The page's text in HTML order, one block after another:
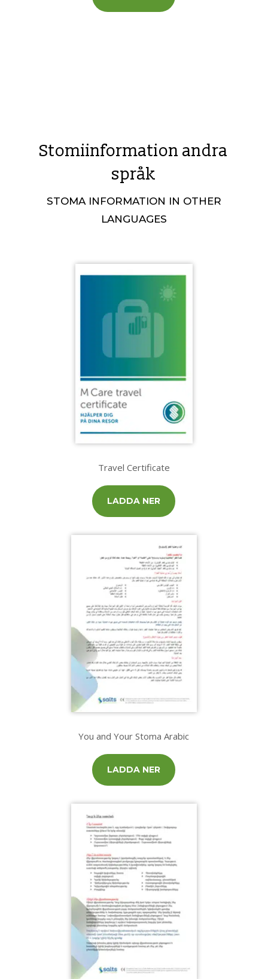
Stomiinformation andra
språk
STOMA INFORMATION IN OTHER
LANGUAGES
Travel Certificate
LADDA NER
You and Your Stoma Arabic
LADDA NER